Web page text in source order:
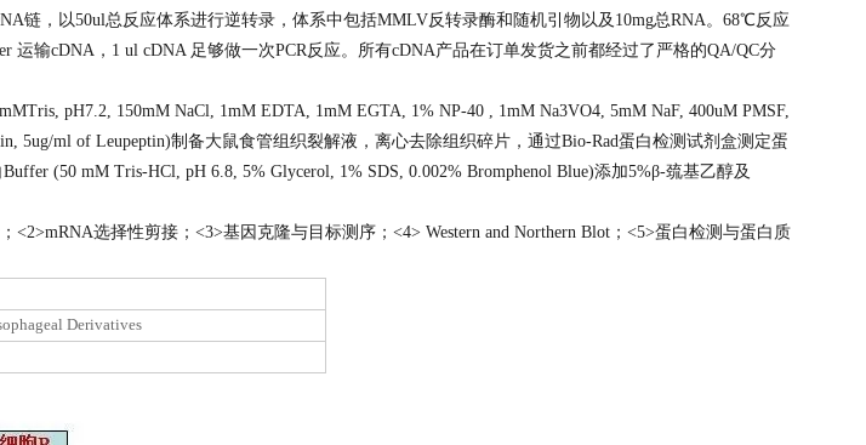
链，以50ul总反应体系进行逆转录，体系中包括MMLV反转录酶和随机引物以及10mg总RNA。68℃反应
运输cDNA，1 ul cDNA 足够做一次PCR反应。所有cDNA产品在订单发货之前都经过了严格的QA/QC分
pH7.2, 150mM NaCl, 1mM EDTA, 1mM EGTA, 1% NP-40 , 1mM Na3VO4, 5mM NaF, 400uM PMSF,
5ug/ml of Leupeptin)制备大鼠食管组织裂解液，离心去除组织碎片，通过Bio-Rad蛋白检测试剂盒测定蛋
(50 mM Tris-HCl, pH 6.8, 5% Glycerol, 1% SDS, 0.002% Bromphenol Blue)添加5%β-巯基乙醇及
<2>mRNA选择性剪接；<3>基因克隆与目标测序；<4> Western and Northern Blot；<5>蛋白检测与蛋白质
Derivatives